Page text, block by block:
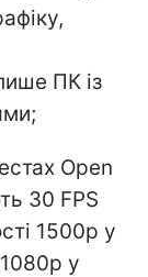
ПК із
Open
30 FPS
1500p у
у